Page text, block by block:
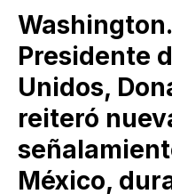
Presidente
Unidos,
reiteró
México,